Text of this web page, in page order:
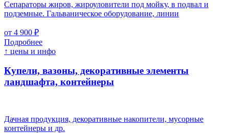
Сепараторы жиров, жироуловители под мойку, в подвал и
подземные. Гальваническое оборудование, линии
от 4 900 ₽
Подробнее
↑ цены и инфо
Купели, вазоны, декоративные элементы
ландшафта, контейнеры
Дачная продукция, декоративные накопители, мусорные
контейнеры и др.